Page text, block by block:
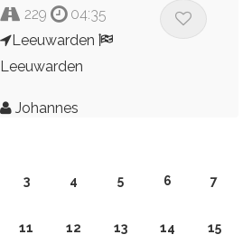
229
04:35
Leeuwarden
Leeuwarden
Johannes
3 4 5 6 7
11 12 13 14 15